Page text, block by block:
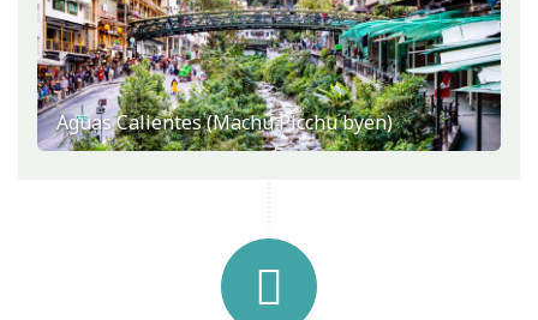
Aguas Calientes (Machu Picchu byen)